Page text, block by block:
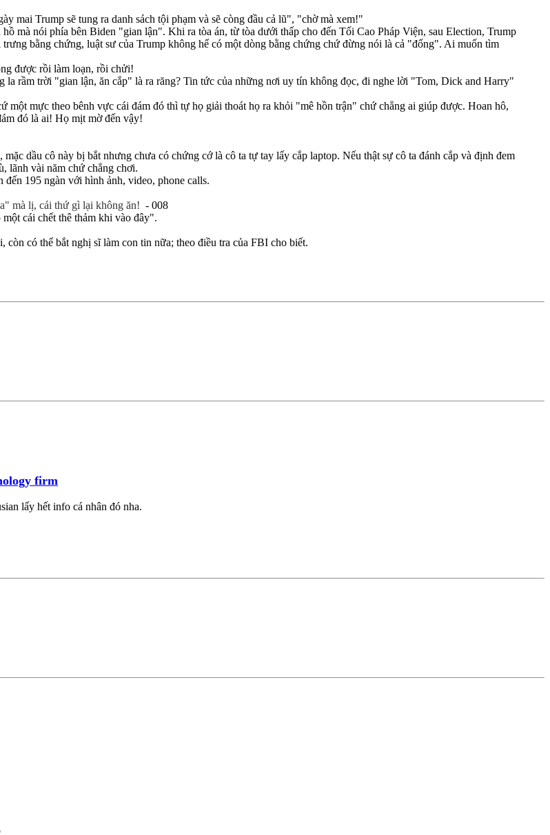
mai Trump sẽ tung ra danh sách tội phạm và sẽ còng đầu cả lũ", "chờ mà xem!"
mà nói phía bên Biden "gian lận". Khi ra tòa án, từ tòa dưới thấp cho đến Tối Cao Pháp Viện, sau Election, Trump
bằng chứng, luật sư của Trump không hể có một dòng bằng chứng chứ đừng nói là cả "đống". Ai muốn tìm
được rồi làm loạn, rồi chửi!
la rầm trời "gian lận, ăn cắp" là ra răng? Tin tức của những nơi uy tín không đọc, đi nghe lời "Tom, Dick and Harry"
một mực theo bênh vực cái đám đó thì tự họ giải thoát họ ra khỏi "mê hồn trận" chứ chẳng ai giúp được. Hoan hô,
đó là ai! Họ mịt mờ đến vậy!
dầu cô này bị bắt nhưng chưa có chứng cớ là cô ta tự tay lấy cắp laptop. Nếu thật sự cô ta đánh cắp và định đem
lãnh vài năm chứ chẳng chơi.
195 ngàn với hình ảnh, video, phone calls.
mà lị, cái thứ gì lại không ăn! - 008
cái chết thê thảm khi vào đây".
có thể bắt nghị sĩ làm con tin nữa; theo điều tra của FBI cho biết.
firm
lấy hết info cá nhân đó nha.